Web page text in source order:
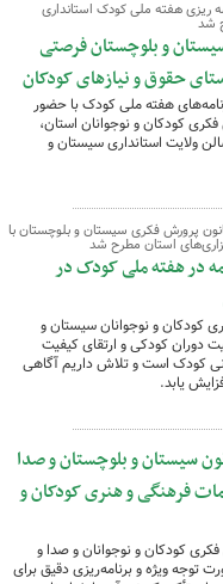
ریزی هفته ملی کودک استانداری
شد
و بلوچستان فرصتی
حقوق و نیازهای کودکان
هفته ملی کودک با حضور
کودکان و نوجوانان استان،
ولایت استانداری سیستان و
پرورش فکری سیستان و بلوچستان با
استان مطرح شد
در هفته ملی کودک در
کودکان و نوجوانان سیستان و
دوران کودکی و ارتقای کیفیت
کودک است و تلاش داریم آگاهی
یابد.
سیستان و بلوچستان و صدا
فرهنگی و هنری کودکان و
کودکان و نوجوانان و صدا و
ویژه و برنامه‌ریزی دقیق برای